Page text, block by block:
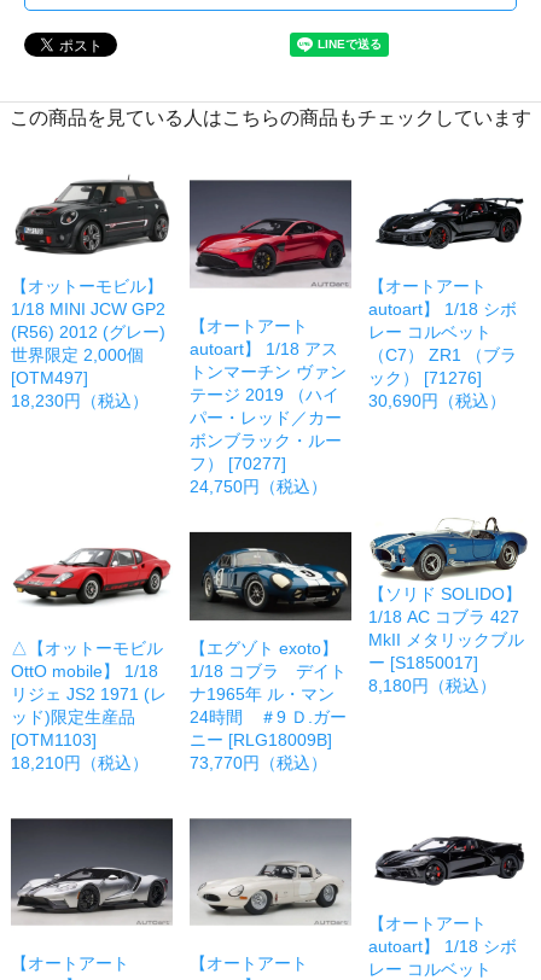
この商品を見ている人はこちらの商品もチェックしています
【オットーモビル】
1/18 MINI JCW GP2
(R56) 2012 (グレー)
世界限定 2,000個
[OTM497]
18,230円（税込）
【オートアート
autoart】 1/18 アス
トンマーチン ヴァン
テージ 2019 （ハイ
パー・レッド／カー
ボンブラック・ルー
フ） [70277]
24,750円（税込）
【オートアート
autoart】 1/18 シボ
レー コルベット
（C7） ZR1 （ブラ
ック） [71276]
30,690円（税込）
△【オットーモビル
OttO mobile】 1/18
リジェ JS2 1971 (レ
ッド)限定生産品
[OTM1103]
18,210円（税込）
【エグゾト exoto】
1/18 コブラ デイト
ナ1965年 ル・マン
24時間 ＃9 Ｄ.ガー
ニー [RLG18009B]
73,770円（税込）
【ソリド SOLIDO】
1/18 AC コブラ 427
MkII メタリックブル
ー [S1850017]
8,180円（税込）
【オートアート
【オートアート
【オートアート
autoart】 1/18 シボ
レー コルベット